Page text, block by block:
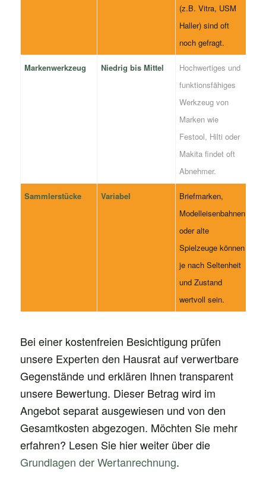
(z.B. Vitra, USM
Haller) sind oft
noch gefragt.
Markenwerkzeug Niedrig bis Mittel
Hochwertiges und
funktionsfähiges
Werkzeug von
Marken wie
Festool, Hilti oder
Makita findet oft
Abnehmer.
Sammlerstücke Variabel
Briefmarken,
Modelleisenbahnen
oder alte
Spielzeuge können
je nach Seltenheit
und Zustand
wertvoll sein.
Bei einer kostenfreien Besichtigung prüfen
unsere Experten den Hausrat auf verwertbare
Gegenstände und erklären Ihnen transparent
unsere Bewertung. Dieser Betrag wird im
Angebot separat ausgewiesen und von den
Gesamtkosten abgezogen. Möchten Sie mehr
erfahren? Lesen Sie hier weiter über die
Grundlagen der Wertanrechnung.